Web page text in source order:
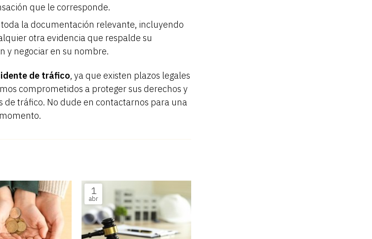
que le corresponde.
la documentación relevante, incluyendo
otra evidencia que respalde su
y negociar en su nombre.
de tráfico, ya que existen plazos legales
comprometidos a proteger sus derechos y
tráfico. No dude en contactarnos para una
1
abr